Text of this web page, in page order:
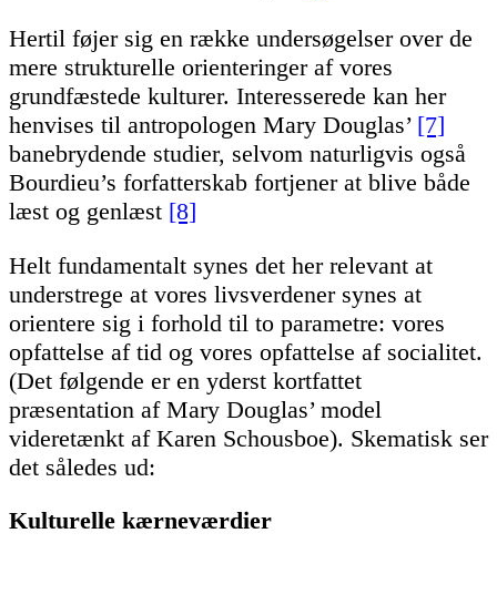
Hertil føjer sig en række undersøgelser over de
mere strukturelle orienteringer af vores
grundfæstede kulturer. Interesserede kan her
henvises til antropologen Mary Douglas’ [7]
banebrydende studier, selvom naturligvis også
Bourdieu’s forfatterskab fortjener at blive både
læst og genlæst [8]
Helt fundamentalt synes det her relevant at
understrege at vores livsverdener synes at
orientere sig i forhold til to parametre: vores
opfattelse af tid og vores opfattelse af socialitet.
(Det følgende er en yderst kortfattet
præsentation af Mary Douglas’ model
videretænkt af Karen Schousboe). Skematisk ser
det således ud:
Kulturelle kærneværdier